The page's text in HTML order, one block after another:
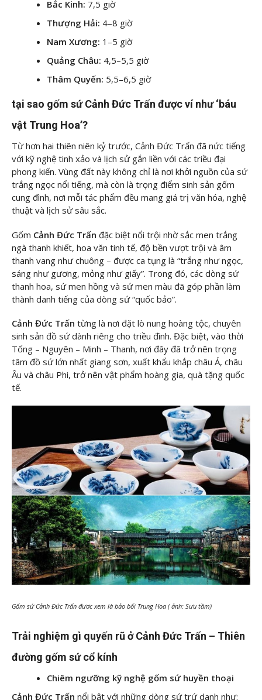
Bắc Kinh: 7,5 giờ
Thượng Hải: 4–8 giờ
Nam Xương: 1–5 giờ
Quảng Châu: 4,5–5,5 giờ
Thâm Quyến: 5,5–6,5 giờ
tại sao gốm sứ Cảnh Đức Trấn được ví như ‘báu
vật Trung Hoa’?
Từ hơn hai thiên niên kỷ trước, Cảnh Đức Trấn đã nức tiếng
với kỹ nghệ tinh xảo và lịch sử gắn liền với các triều đại
phong kiến. Vùng đất này không chỉ là nơi khởi nguồn của sứ
trắng ngọc nổi tiếng, mà còn là trọng điểm sinh sản gốm
cung đình, nơi mỗi tác phẩm đều mang giá trị văn hóa, nghệ
thuật và lịch sử sâu sắc.
Gốm Cảnh Đức Trấn đặc biệt nổi trội nhờ sắc men trắng
ngà thanh khiết, hoa văn tinh tế, độ bền vượt trội và âm
thanh vang như chuông – được ca tụng là “trắng như ngọc,
sáng như gương, mỏng như giấy”. Trong đó, các dòng sứ
thanh hoa, sứ men hồng và sứ men màu đã góp phần làm
thành danh tiếng của dòng sứ “quốc bảo”.
Cảnh Đức Trấn từng là nơi đặt lò nung hoàng tộc, chuyên
sinh sản đồ sứ dành riêng cho triều đình. Đặc biệt, vào thời
Tống – Nguyên – Minh – Thanh, nơi đây đã trở nên trọng
tâm đồ sứ lớn nhất giang sơn, xuất khẩu khắp châu Á, châu
Âu và châu Phi, trở nên vật phẩm hoàng gia, quà tặng quốc
tế.
Gốm sứ Cảnh Đức Trấn đươc xem là bảo bối Trung Hoa ( ảnh: Sưu tầm)
Trải nghiệm gì quyến rũ ở Cảnh Đức Trấn – Thiên
đường gốm sứ cổ kính
Chiêm ngưỡng kỹ nghệ gốm sứ huyền thoại
Cảnh Đức Trấn nổi bật với những dòng sứ trứ danh như: